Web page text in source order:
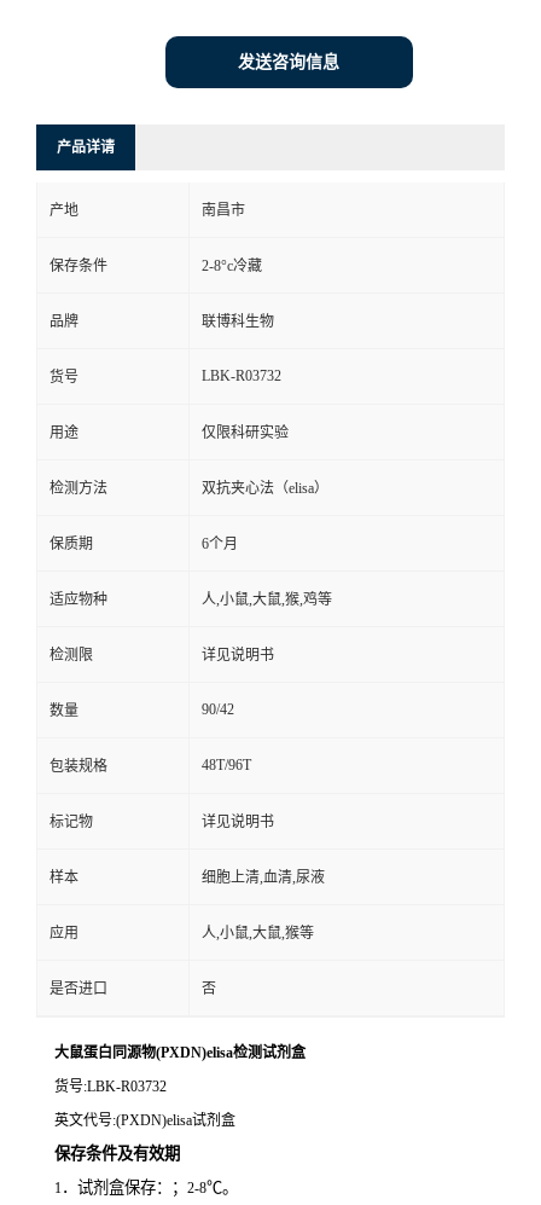
发送咨询信息
产品详请
产地 南昌市
保存条件 2-8°c冷藏
品牌 联博科生物
货号 LBK-R03732
用途 仅限科研实验
检测方法 双抗夹心法（elisa）
保质期 6个月
适应物种 人,小鼠,大鼠,猴,鸡等
检测限 详见说明书
数量 90/42
包装规格 48T/96T
标记物 详见说明书
样本 细胞上清,血清,尿液
应用 人,小鼠,大鼠,猴等
是否进口 否
大鼠蛋白同源物(PXDN)elisa检测试剂盒
货号:LBK-R03732
英文代号:(PXDN)elisa试剂盒
保存条件及有效期
1．试剂盒保存：； 2-8℃。